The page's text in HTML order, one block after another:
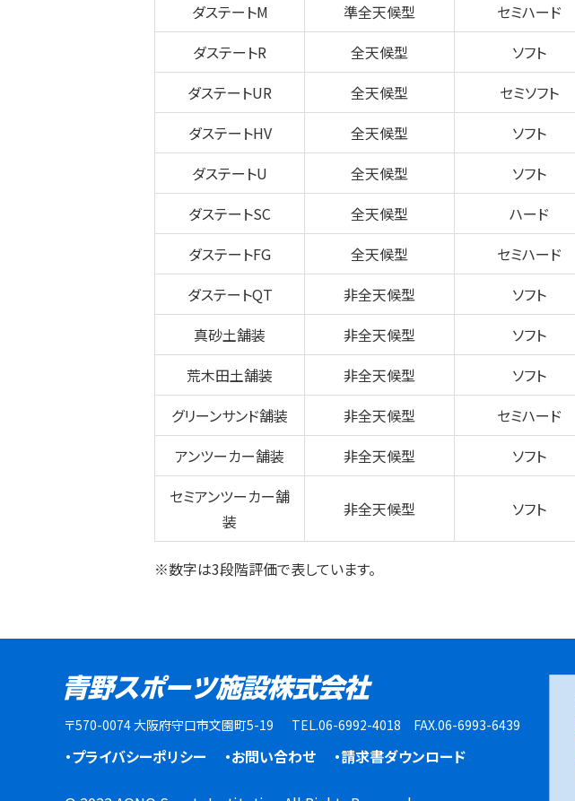
ダステートM
準全天候型 セミハード
ダステートR
全天候型 ソフト
ダステートUR
全天候型 セミソフト
ダステートHV
全天候型 ソフト
ダステートU
全天候型 ソフト
ダステートSC
全天候型 ハード
ダステートFG
全天候型 セミハード
ダステートQT
非全天候型 ソフト
真砂土舗装
非全天候型 ソフト
荒木田土舗装
非全天候型 ソフト
グリーンサンド舗装
非全天候型 セミハード
アンツーカー舗装
非全天候型 ソフト
セミアンツーカー舗
装
非全天候型 ソフト
※数字は3段階評価で表しています。
〒570-0074 大阪府守口市文園町5-19 TEL.06-6992-4018 FAX.06-6993-6439
・プライバシーポリシー ・お問い合わせ ・請求書ダウンロード